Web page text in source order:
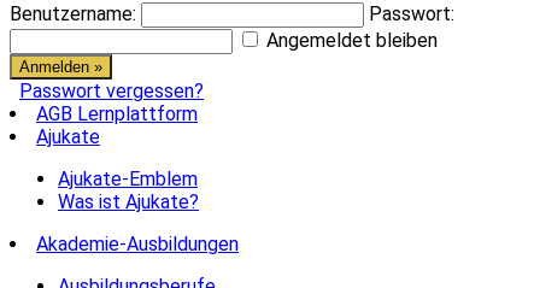
Benutzername:
Passwort:
Angemeldet bleiben
Passwort vergessen?
AGB Lernplattform
Ajukate
Ajukate-Emblem
Was ist Ajukate?
Akademie-Ausbildungen